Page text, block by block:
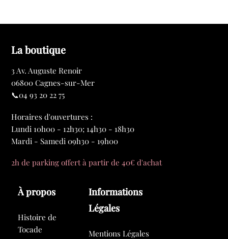
La boutique
3 Av. Auguste Renoir
06800 Cagnes-sur-Mer
📞04 93 20 22 75
Horaires d'ouvertures :
Lundi 10h00 - 12h30; 14h30 - 18h30
Mardi - Samedi 09h30 - 19h00
2h de parking offert à partir de 40€ d'achat
À propos
Histoire de
Tocade
Informations
Légales
Mentions Légales